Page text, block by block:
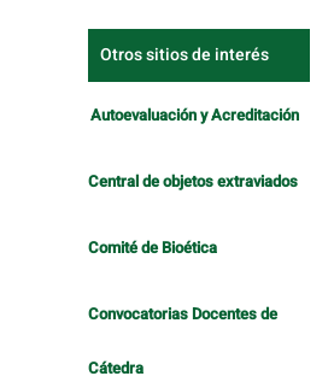
Otros sitios de interés
Autoevaluación y Acreditación
Central de objetos extraviados
Comité de Bioética
Convocatorias Docentes de
Cátedra